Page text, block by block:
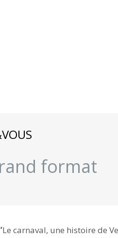
format
Le carnaval, une histoire de